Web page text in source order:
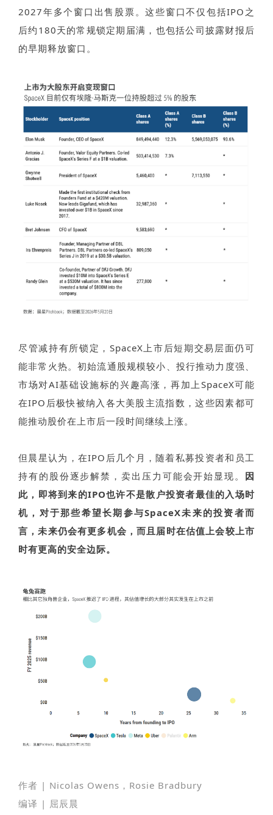
2027年多个窗口出售股票。这些窗口不仅包括IPO之
后约180天的常规锁定期届满，也包括公司披露财报后
的早期释放窗口。
尽管减持有所锁定，SpaceX上市后短期交易层面仍可
能非常火热。初始流通股规模较小、投行推动力度强、
市场对AI基础设施标的兴趣高涨，再加上SpaceX可能
在IPO后极快被纳入各大美股主流指数，这些因素都可
能推动股价在上市后一段时间继续上涨。
但晨星认为，在IPO后几个月，随着私募投资者和员工
持有的股份逐步解禁，卖出压力可能会开始显现。 因
此，即将到来的IPO也许不是散户投资者最佳的入场时
机，对于那些希望长期参与SpaceX未来的投资者而
言，未来仍会有更多机会，而且届时在估值上会较上市
时有更高的安全边际。
作者 | Nicolas Owens，Rosie Bradbury
编译 | 屈辰晨